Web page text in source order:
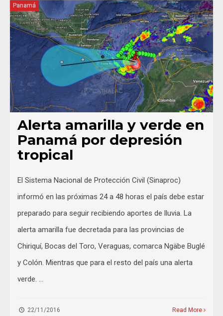
Panamá
Alerta amarilla y verde en
Panamá por depresión
tropical
El Sistema Nacional de Protección Civil (Sinaproc)
informó en las próximas 24 a 48 horas el país debe estar
preparado para seguir recibiendo aportes de lluvia. La
alerta amarilla fue decretada para las provincias de
Chiriquí, Bocas del Toro, Veraguas, comarca Ngäbe Buglé
y Colón. Mientras que para el resto del país una alerta
verde. …
22/11/2016 Read More